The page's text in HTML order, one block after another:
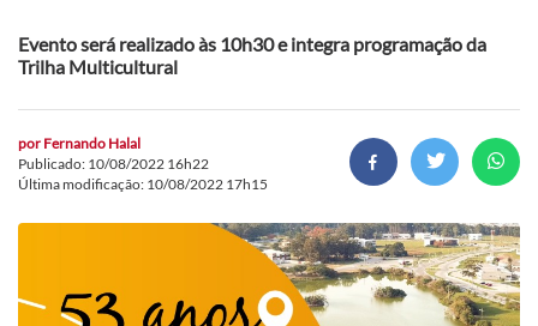
Evento será realizado às 10h30 e integra programação da
Trilha Multicultural
por Fernando Halal
Publicado: 10/08/2022 16h22
Última modificação: 10/08/2022 17h15